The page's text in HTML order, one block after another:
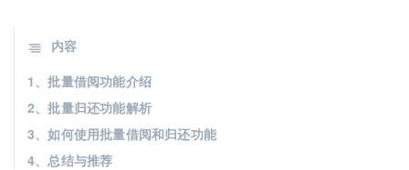
内容
1、批量借阅功能介绍
2、批量归还功能解析
3、如何使用批量借阅和归还功能
4、总结与推荐